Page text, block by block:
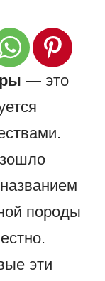
— это
породы
эти